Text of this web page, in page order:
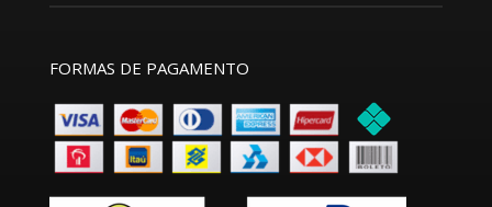
FORMAS DE PAGAMENTO